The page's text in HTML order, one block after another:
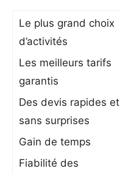
Le plus grand choix
d’activités
Les meilleurs tarifs
garantis
Des devis rapides et
sans surprises
Gain de temps
Fiabilité des